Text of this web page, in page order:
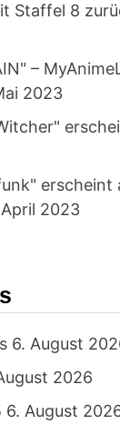
Staffel 8
–
2023
erscheint
April 2023
6. August
2026
6. August